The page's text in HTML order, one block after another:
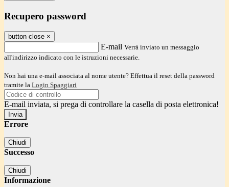
Recupero password
button close ×
E-mail Verrà inviato un messaggio
all'indirizzo indicato con le istruzioni necessarie.
Non hai una e-mail associata al nome utente? Effettua il reset della password
tramite la Login Spaggiari
E-mail inviata, si prega di controllare la casella di posta elettronica!
Errore
Chiudi
Successo
Chiudi
Informazione